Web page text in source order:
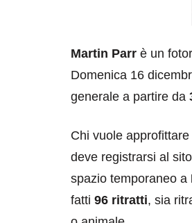
Martin Parr è un
Domenica 16
generale a partire da
Chi vuole
deve registrarsi al
spazio temporaneo a
fatti 96 ritratti, sia